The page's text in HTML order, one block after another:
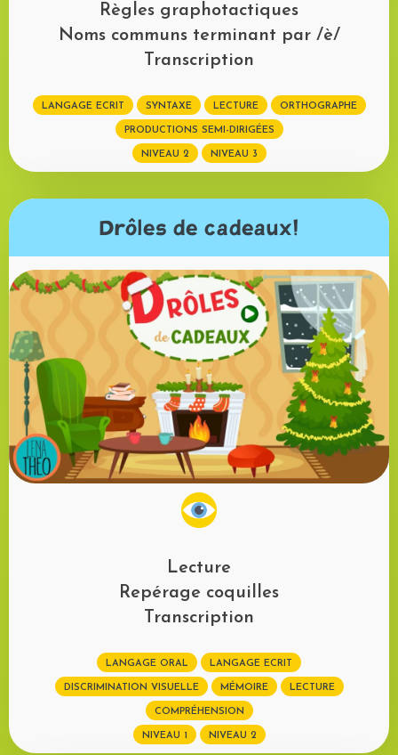
Règles graphotactiques
Noms communs terminant par /è/
Transcription
LANGAGE ECRIT SYNTAXE LECTURE ORTHOGRAPHE
PRODUCTIONS SEMI-DIRIGÉES
NIVEAU 2 NIVEAU 3
Drôles de cadeaux!
Lecture
Repérage coquilles
Transcription
LANGAGE ORAL LANGAGE ECRIT
DISCRIMINATION VISUELLE MÉMOIRE LECTURE
COMPRÉHENSION
NIVEAU 1 NIVEAU 2